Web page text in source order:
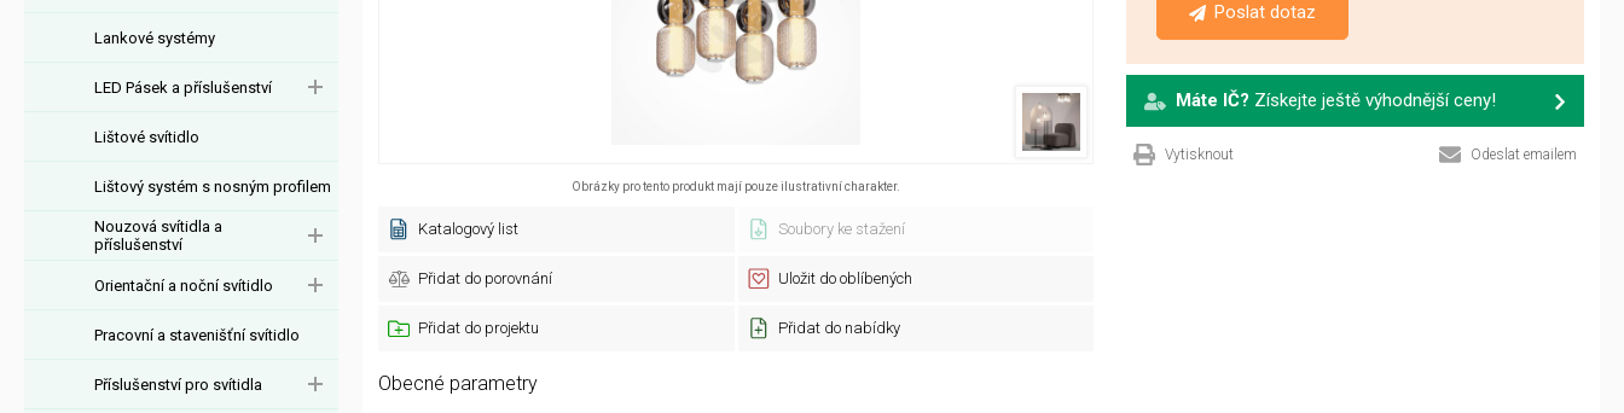
Lankové systémy
LED Pásek a příslušenství
Lištové svítidlo
Lištový systém s nosným profilem
Nouzová svítidla a
příslušenství
Orientační a noční svítidlo
Pracovní a stavenišťní svítidlo
Příslušenství pro svítidla
Obrázky pro tento produkt mají pouze ilustrativní charakter.
Katalogový list Soubory ke stažení
Přidat do porovnání Uložit do oblíbených
Přidat do projektu Přidat do nabídky
Poslat dotaz
Máte IČ? Získejte ještě výhodnější ceny!
Vytisknout Odeslat emailem
Obecné parametry